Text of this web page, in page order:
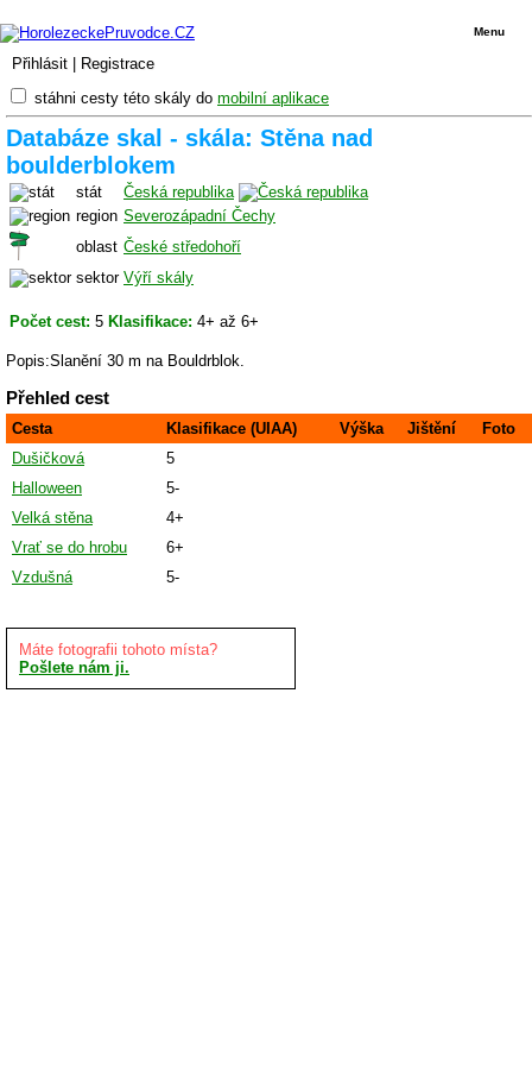
Přihlásit Registrace
Menu
stáhni cesty této skály do mobilní aplikace
Databáze skal - skála: Stěna nad
boulderblokem
stát
Česká republika
region Severozápadní Čechy
oblast České středohoří
sektor Výří skály
Počet cest: 5 Klasifikace: 4+ až 6+
Popis:Slanění 30 m na Bouldrblok.
Přehled cest
Cesta Klasifikace (UIAA) Výška Jištění
Foto
Dušičková
5
Halloween
5-
Velká stěna
4+
Vrať se do hrobu
6+
Vzdušná
5-
Máte fotografii tohoto místa?
Pošlete nám ji.